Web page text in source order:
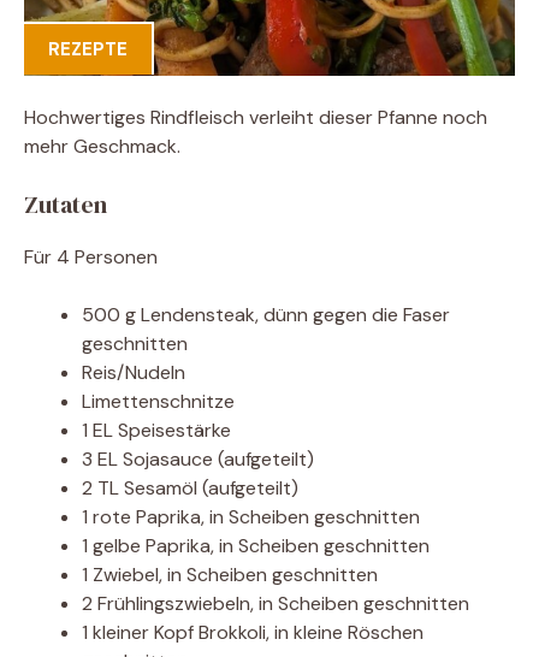
REZEPTE
Hochwertiges Rindfleisch verleiht dieser Pfanne noch
mehr Geschmack.
Zutaten
Für 4 Personen
500 g Lendensteak, dünn gegen die Faser
geschnitten
Reis/Nudeln
Limettenschnitze
1 EL Speisestärke
3 EL Sojasauce (aufgeteilt)
2 TL Sesamöl (aufgeteilt)
1 rote Paprika, in Scheiben geschnitten
1 gelbe Paprika, in Scheiben geschnitten
1 Zwiebel, in Scheiben geschnitten
2 Frühlingszwiebeln, in Scheiben geschnitten
1 kleiner Kopf Brokkoli, in kleine Röschen